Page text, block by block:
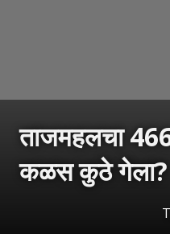
ताजमहलचा 466
कळस कुठे गेला?